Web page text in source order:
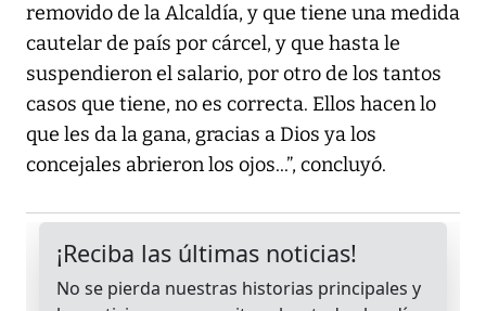
removido de la Alcaldía, y que tiene una medida
cautelar de país por cárcel, y que hasta le
suspendieron el salario, por otro de los tantos
casos que tiene, no es correcta. Ellos hacen lo
que les da la gana, gracias a Dios ya los
concejales abrieron los ojos...”, concluyó.